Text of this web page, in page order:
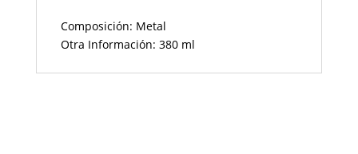
Composición: Metal
Otra Información: 380 ml